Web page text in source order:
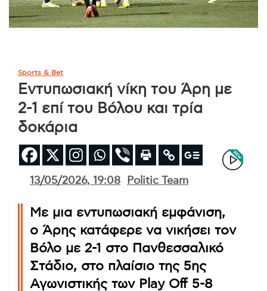
Sports & Bet
Εντυπωσιακή νίκη του Άρη με
2-1 επί του Βόλου και τρία
δοκάρια
13/05/2026, 19:08 Politic Team
Με μια εντυπωσιακή εμφάνιση,
ο Άρης κατάφερε να νικήσει τον
Βόλο με 2-1 στο Πανθεσσαλικό
Στάδιο, στο πλαίσιο της 5ης
Αγωνιστικής των Play Off 5-8